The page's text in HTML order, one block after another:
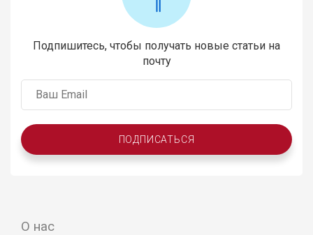
Подпишитесь, чтобы получать новые статьи на
почту
ПОДПИСАТЬСЯ
О нас